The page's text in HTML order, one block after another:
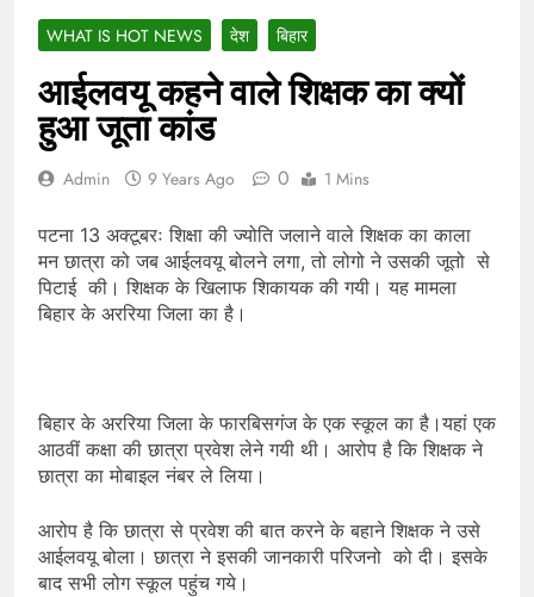
WHAT IS HOT NEWS देश बिहार
आईलवयू कहने वाले शिक्षक का क्यों
हुआ जूता कांड
Admin 9 Years Ago 0 1 Mins
पटना 13 अक्टूबरः शिक्षा की ज्योति जलाने वाले शिक्षक का काला
मन छात्रा को जब आईलवयू बोलने लगा, तो लोगो ने उसकी जूतो से
पिटाई की। शिक्षक के खिलाफ शिकायक की गयी। यह मामला
बिहार के अररिया जिला का है।
बिहार के अररिया जिला के फारबिसगंज के एक स्कूल का है।यहां एक
आठवीं कक्षा की छात्रा प्रवेश लेने गयी थी। आरोप है कि शिक्षक ने
छात्रा का मोबाइल नंबर ले लिया।
आरोप है कि छात्रा से प्रवेश की बात करने के बहाने शिक्षक ने उसे
आईलवयू बोला। छात्रा ने इसकी जानकारी परिजनो को दी। इसके
बाद सभी लोग स्कूल पहुंच गये।